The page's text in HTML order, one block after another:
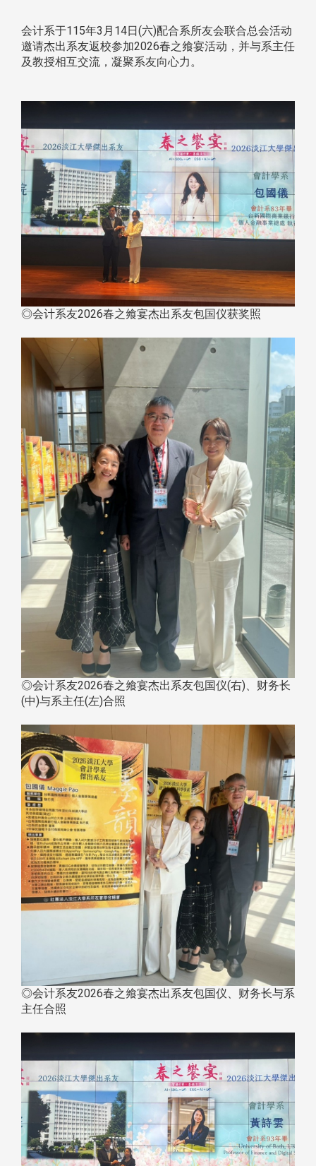
会计系于115年3月14日(六)配合系所友会联合总会活动
邀请杰出系友返校参加2026春之飨宴活动，并与系主任
及教授相互交流，凝聚系友向心力。
◎会计系友2026春之飨宴杰出系友包国仪获奖照
◎会计系友2026春之飨宴杰出系友包国仪(右)、财务长
(中)与系主任(左)合照
◎会计系友2026春之飨宴杰出系友包国仪、财务长与系
主任合照